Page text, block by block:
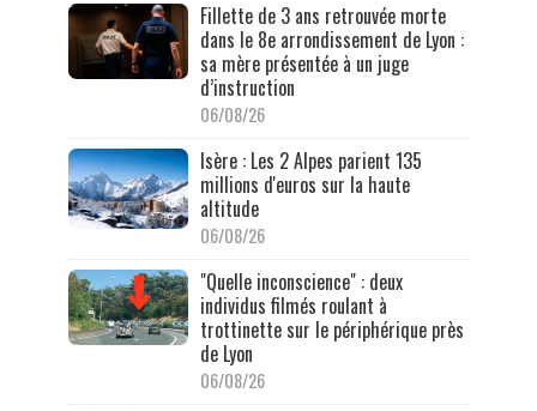
Fillette de 3 ans retrouvée morte
dans le 8e arrondissement de Lyon :
sa mère présentée à un juge
d’instruction
06/08/26
Isère : Les 2 Alpes parient 135
millions d'euros sur la haute
altitude
06/08/26
"Quelle inconscience" : deux
individus filmés roulant à
trottinette sur le périphérique près
de Lyon
06/08/26